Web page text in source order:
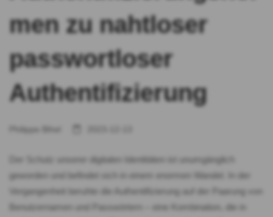
men zu nahtloser
passwortloser
Authentifizierung
Der Schutz unserer digitalen Identitäten ist unumgänglich
geworden und befindet sich in einem enormen Wandel. In der
Vergangenheit beruhte die Authentifizierung auf der Paarung von
Benutzernamen und Passwörtern – eine Kombination, die in